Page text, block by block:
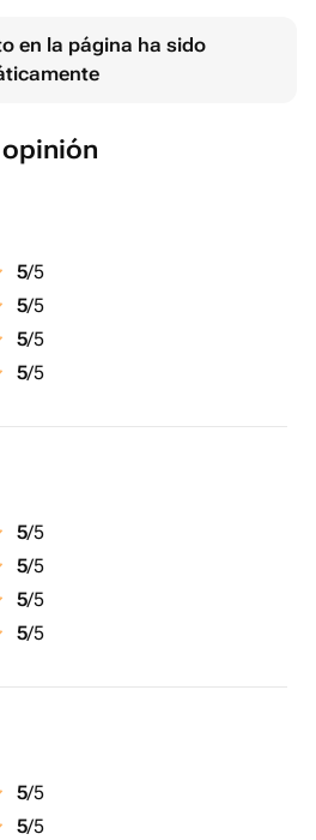
бутоны
бутонов могут немного в
en la página ha sido
5/5
5/5
5/5
5/5
5/5
5/5
5/5
5/5
5/5
5/5